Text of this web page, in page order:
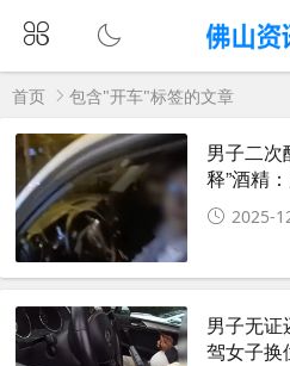
首页 包含"开车"标签的文章
男子二次
释”酒精
2025-
男子无证
驾女子换